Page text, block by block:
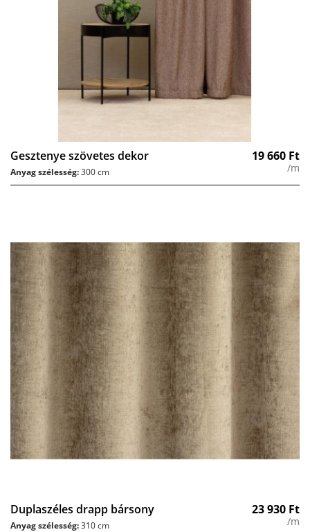
Gesztenye szövetes dekor 19 660 Ft
/m
Anyag szélesség:300 cm
Duplaszéles drapp bársony 23 930 Ft
/m
Anyag szélesség:310 cm